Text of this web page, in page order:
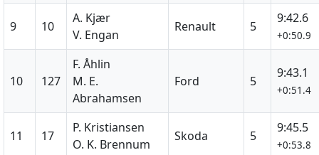
9 10
A. Kjær
V. Engan
Renault 5
9:42.6
+0:50.9
10 127
F. Åhlin
M. E.
Abrahamsen
Ford 5
9:43.1
+0:51.4
11 17
P. Kristiansen
O. K. Brennum
Skoda 5
9:45.5
+0:53.8